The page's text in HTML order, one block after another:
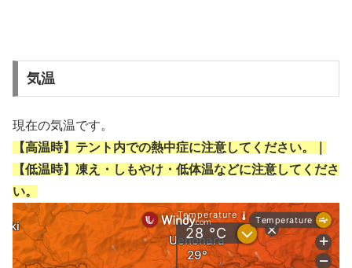
気温
現在の気温です。
【高温時】テント内での熱中症に注意してください。｜
【低温時】凍え・しもやけ・低体温などに注意してくださ
い。